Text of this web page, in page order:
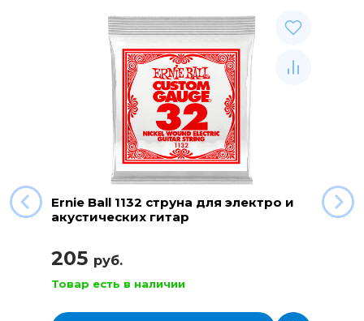
Ernie Ball 1132 струна для электро и
акустических гитар
205 руб.
Товар есть в наличии